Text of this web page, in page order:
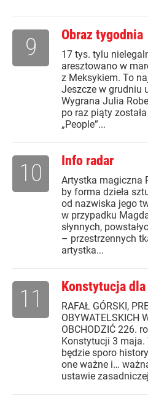
Obraz tygodnia
17 tys. tylu
aresztowano w
z Meksykiem. To
Jeszcze w grudniu
Wygrana Julia
po raz piąty
„People”...
9
Info radar
Artystka magiczna
by forma dzieła
od nazwiska jego
w przypadku
słynnych,
– przestrzennych
artystka...
10
Konstytucja
RAFAŁ GÓRSKI,
OBYWATELSKICH
OBCHODZIĆ 226.
Konstytucji 3 maja.
będzie sporo
one ważne i…
ustawie
11